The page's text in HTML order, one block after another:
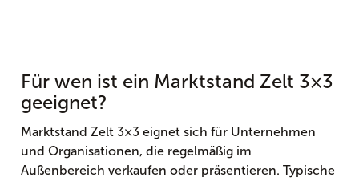
Für wen ist ein Marktstand Zelt 3×3
geeignet?
Marktstand Zelt 3×3 eignet sich für Unternehmen
und Organisationen, die regelmäßig im
Außenbereich verkaufen oder präsentieren. Typische